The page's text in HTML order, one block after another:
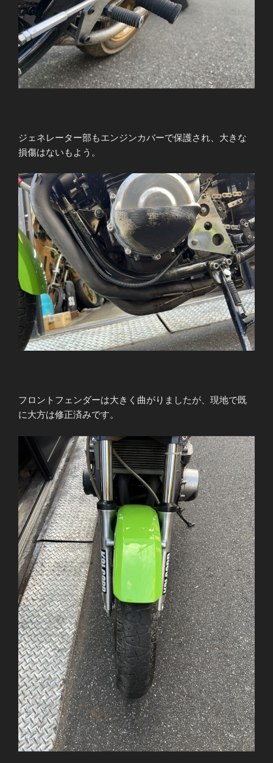
ジェネレーター部もエンジンカバーで保護され、大きな
損傷はないもよう。
フロントフェンダーは大きく曲がりましたが、現地で既
に大方は修正済みです。